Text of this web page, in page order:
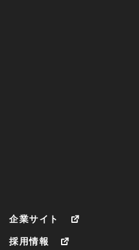
企業サイト
採用情報